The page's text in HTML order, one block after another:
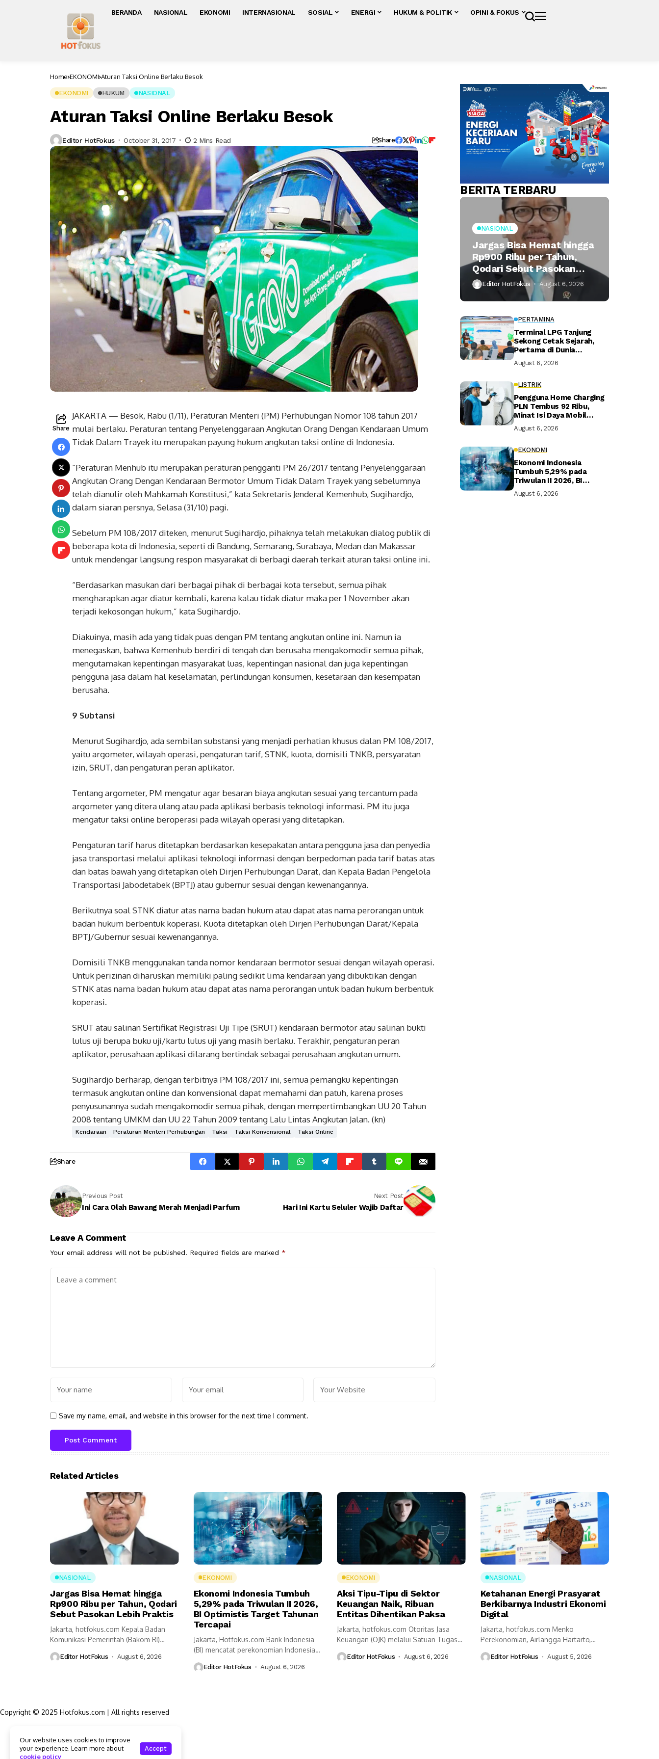
BERANDA NASIONAL EKONOMI INTERNASIONAL SOSIAL ENERGI HUKUM & POLITIK OPINI & FOKUS
Home EKONOMI Aturan Taksi Online Berlaku Besok
EKONOMI HUKUM NASIONAL
Aturan Taksi Online Berlaku Besok
Editor HotFokus October 31, 2017 2 Mins Read Share
Share
JAKARTA — Besok, Rabu (1/11), Peraturan Menteri (PM) Perhubungan Nomor 108 tahun 2017
mulai berlaku. Peraturan tentang Penyelenggaraan Angkutan Orang Dengan Kendaraan Umum
Tidak Dalam Trayek itu merupakan payung hukum angkutan taksi online di Indonesia.
“Peraturan Menhub itu merupakan peraturan pengganti PM 26/2017 tentang Penyelenggaraan
Angkutan Orang Dengan Kendaraan Bermotor Umum Tidak Dalam Trayek yang sebelumnya
telah dianulir oleh Mahkamah Konstitusi,” kata Sekretaris Jenderal Kemenhub, Sugihardjo,
dalam siaran persnya, Selasa (31/10) pagi.
Sebelum PM 108/2017 diteken, menurut Sugihardjo, pihaknya telah melakukan dialog publik di
beberapa kota di Indonesia, seperti di Bandung, Semarang, Surabaya, Medan dan Makassar
untuk mendengar langsung respon masyarakat di berbagi daerah terkait aturan taksi online ini.
“Berdasarkan masukan dari berbagai pihak di berbagai kota tersebut, semua pihak
mengharapkan agar diatur kembali, karena kalau tidak diatur maka per 1 November akan
terjadi kekosongan hukum,” kata Sugihardjo.
Diakuinya, masih ada yang tidak puas dengan PM tentang angkutan online ini. Namun ia
menegaskan, bahwa Kemenhub berdiri di tengah dan berusaha mengakomodir semua pihak,
mengutamakan kepentingan masyarakat luas, kepentingan nasional dan juga kepentingan
pengguna jasa dalam hal keselamatan, perlindungan konsumen, kesetaraan dan kesempatan
berusaha.
9 Subtansi
Menurut Sugihardjo, ada sembilan substansi yang menjadi perhatian khusus dalan PM 108/2017,
yaitu argometer, wilayah operasi, pengaturan tarif, STNK, kuota, domisili TNKB, persyaratan
izin, SRUT, dan pengaturan peran aplikator.
Tentang argometer, PM mengatur agar besaran biaya angkutan sesuai yang tercantum pada
argometer yang ditera ulang atau pada aplikasi berbasis teknologi informasi. PM itu juga
mengatur taksi online beroperasi pada wilayah operasi yang ditetapkan.
Pengaturan tarif harus ditetapkan berdasarkan kesepakatan antara pengguna jasa dan penyedia
jasa transportasi melalui aplikasi teknologi informasi dengan berpedoman pada tarif batas atas
dan batas bawah yang ditetapkan oleh Dirjen Perhubungan Darat, dan Kepala Badan Pengelola
Transportasi Jabodetabek (BPTJ) atau gubernur sesuai dengan kewenangannya.
Berikutnya soal STNK diatur atas nama badan hukum atau dapat atas nama perorangan untuk
badan hukum berbentuk koperasi. Kuota ditetapkan oleh Dirjen Perhubungan Darat/Kepala
BPTJ/Gubernur sesuai kewenangannya.
Domisili TNKB menggunakan tanda nomor kendaraan bermotor sesuai dengan wilayah operasi.
Untuk perizinan diharuskan memiliki paling sedikit lima kendaraan yang dibuktikan dengan
STNK atas nama badan hukum atau dapat atas nama perorangan untuk badan hukum berbentuk
koperasi.
SRUT atau salinan Sertifikat Registrasi Uji Tipe (SRUT) kendaraan bermotor atau salinan bukti
lulus uji berupa buku uji/kartu lulus uji yang masih berlaku. Terakhir, pengaturan peran
aplikator, perusahaan aplikasi dilarang bertindak sebagai perusahaan angkutan umum.
Sugihardjo berharap, dengan terbitnya PM 108/2017 ini, semua pemangku kepentingan
termasuk angkutan online dan konvensional dapat memahami dan patuh, karena proses
penyusunannya sudah mengakomodir semua pihak, dengan mempertimbangkan UU 20 Tahun
2008 tentang UMKM dan UU 22 Tahun 2009 tentang Lalu Lintas Angkutan Jalan. (kn)
Kendaraan Peraturan Menteri Perhubungan Taksi Taksi Konvensional Taksi Online
Share
Previous Post
Ini Cara Olah Bawang Merah Menjadi Parfum
Next Post
Hari Ini Kartu Seluler Wajib Daftar
Leave A Comment
Your email address will not be published. Required fields are marked *
Save my name, email, and website in this browser for the next time I comment.
BERITA TERBARU
NASIONAL
Jargas Bisa Hemat hingga
Rp900 Ribu per Tahun,
Qodari Sebut Pasokan
Lebih Praktis
Editor HotFokus August 6, 2026
PERTAMINA
Terminal LPG Tanjung
Sekong Cetak Sejarah,
Pertama di Dunia
Terminal
August 6, 2026
LISTRIK
Pengguna Home Charging
PLN Tembus 92 Ribu,
Minat Isi Daya Mobil
Naik
August 6, 2026
EKONOMI
Ekonomi Indonesia
Tumbuh 5,29% pada
Triwulan II 2026, BI
Tahunan Tercapai
August 6, 2026
Related Articles
NASIONAL
Jargas Bisa Hemat hingga
Rp900 Ribu per Tahun, Qodari
Sebut Pasokan Lebih Praktis
Jakarta, hotfokus.com Kepala Badan
Komunikasi Pemerintah (Bakom RI)
sejumlah...
Editor HotFokus August 6, 2026
EKONOMI
Ekonomi Indonesia Tumbuh
5,29% pada Triwulan II 2026,
BI Optimistis Target Tahunan
Tercapai
Jakarta, Hotfokus.com Bank Indonesia
(BI) mencatat perekonomian Indonesia
Editor HotFokus August 6, 2026
EKONOMI
Aksi Tipu-Tipu di Sektor
Keuangan Naik, Ribuan
Entitas Dihentikan Paksa
Jakarta, hotfokus.com Otoritas Jasa
Keuangan (OJK) melalui Satuan Tugas
Editor HotFokus August 6, 2026
NASIONAL
Ketahanan Energi Prasyarat
Berkibarnya Industri Ekonomi
Digital
Jakarta, hotfokus.com Menko
Perekonomian, Airlangga Hartarto,
prasyarat utama...
Editor HotFokus August 5, 2026
Copyright © 2025 Hotfokus.com | All rights reserved
Struktur Organisasi
Kode Etik Jurnalistik
Our website uses cookies to improve
your experience. Learn more about
cookie policy
Accept